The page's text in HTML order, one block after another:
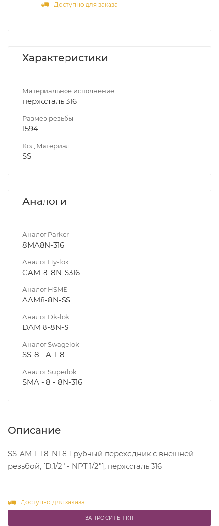
Доступно для заказа
Характеристики
Материальное исполнение
нерж.сталь 316
Размер резьбы
1594
Код Материал
SS
Аналоги
Аналог Parker
8MA8N-316
Аналог Hy-lok
CAM-8-8N-S316
Аналог HSME
AAM8-8N-SS
Аналог Dk-lok
DAM 8-8N-S
Аналог Swagelok
SS-8-TA-1-8
Аналог Superlok
SMA - 8 - 8N-316
Описание
SS-AM-FT8-NT8 Трубный переходник с внешней
резьбой, [D.1/2" - NPT 1/2"], нерж.сталь 316
Доступно для заказа
ЗАПРОСИТЬ ТКП